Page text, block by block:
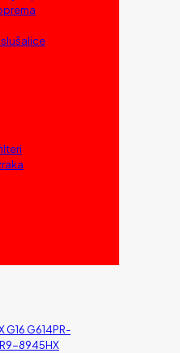
G16 G614PR-
R9-8945HX